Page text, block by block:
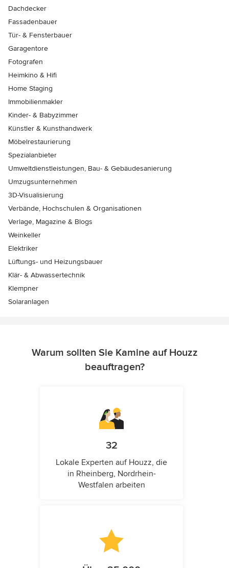
Dachdecker
Fassadenbauer
Tür- & Fensterbauer
Garagentore
Fotografen
Heimkino & Hifi
Home Staging
Immobilienmakler
Kinder- & Babyzimmer
Künstler & Kunsthandwerk
Möbelrestaurierung
Spezialanbieter
Umweltdienstleistungen, Bau- & Gebäudesanierung
Umzugsunternehmen
3D-Visualisierung
Verbände, Hochschulen & Organisationen
Verlage, Magazine & Blogs
Weinkeller
Elektriker
Lüftungs- und Heizungsbauer
Klär- & Abwassertechnik
Klempner
Solaranlagen
Warum sollten Sie Kamine auf Houzz
beauftragen?
32
Lokale Experten auf Houzz, die
in Rheinberg, Nordrhein-
Westfalen arbeiten